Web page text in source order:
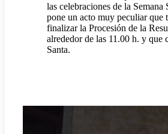
las celebraciones de la Semana
pone un acto muy peculiar que
finalizar la Procesión de la
alrededor de las 11.00 h. y que
Santa.